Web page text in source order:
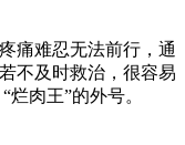
痛难忍无法前行，通
不及时救治，很容易
肉王”的外号。